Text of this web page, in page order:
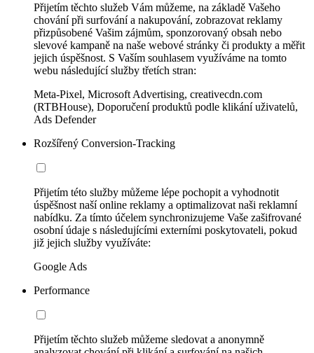
Přijetím těchto služeb Vám můžeme, na základě Vašeho
chování při surfování a nakupování, zobrazovat reklamy
přizpůsobené Vašim zájmům, sponzorovaný obsah nebo
slevové kampaně na naše webové stránky či produkty a měřit
jejich úspěšnost. S Vaším souhlasem využíváme na tomto
webu následující služby třetích stran:
Meta-Pixel, Microsoft Advertising, creativecdn.com
(RTBHouse), Doporučení produktů podle klikání uživatelů,
Ads Defender
Rozšířený Conversion-Tracking
Přijetím této služby můžeme lépe pochopit a vyhodnotit
úspěšnost naší online reklamy a optimalizovat naši reklamní
nabídku. Za tímto účelem synchronizujeme Vaše zašifrované
osobní údaje s následujícími externími poskytovateli, pokud
již jejich služby využíváte:
Google Ads
Performance
Přijetím těchto služeb můžeme sledovat a anonymně